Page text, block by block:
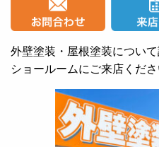
外壁塗装・屋根塗装につい
ショールームにご来店くださ